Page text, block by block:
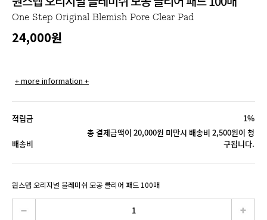
One Step Original Blemish Pore Clear Pad
24,000원
+ more information +
적립금 1%
배송비
총 결제금액이 20,000원 미만시 배송비 2,500원이 청
구됩니다.
원스텝 오리지널 블레미쉬 모공 클리어 패드 100매